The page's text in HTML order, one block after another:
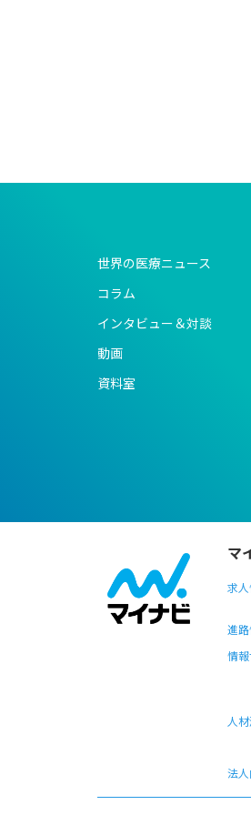
世界の医療ニュース
コラム
インタビュー＆対談
動画
資料室
マ
求
進
情
人
法人